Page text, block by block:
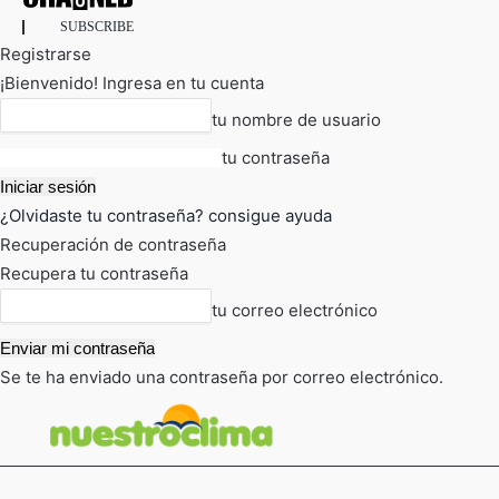
SUBSCRIBE
Registrarse
¡Bienvenido! Ingresa en tu cuenta
tu nombre de usuario
tu contraseña
¿Olvidaste tu contraseña? consigue ayuda
Recuperación de contraseña
Recupera tu contraseña
tu correo electrónico
Se te ha enviado una contraseña por correo electrónico.